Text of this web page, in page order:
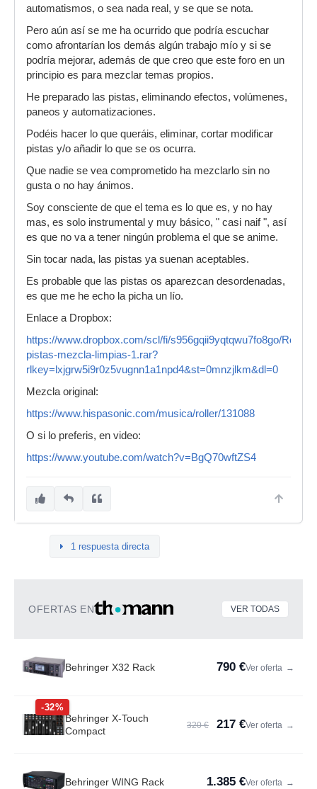
automatismos, o sea nada real, y se que se nota.
Pero aún así se me ha ocurrido que podría escuchar
como afrontarían los demás algún trabajo mío y si se
podría mejorar, además de que creo que este foro en un
principio es para mezclar temas propios.
He preparado las pistas, eliminando efectos, volúmenes,
paneos y automatizaciones.
Podéis hacer lo que queráis, eliminar, cortar modificar
pistas y/o añadir lo que se os ocurra.
Que nadie se vea comprometido ha mezclarlo sin no
gusta o no hay ánimos.
Soy consciente de que el tema es lo que es, y no hay
mas, es solo instrumental y muy básico, " casi naif ", así
es que no va a tener ningún problema el que se anime.
Sin tocar nada, las pistas ya suenan aceptables.
Es probable que las pistas os aparezcan desordenadas,
es que me he echo la picha un lío.
Enlace a Dropbox:
https://www.dropbox.com/scl/fi/s956gqii9yqtqwu7fo8go/Roller-
pistas-mezcla-limpias-1.rar?
rlkey=lxjgrw5i9r0z5vugnn1a1npd4&st=0mnzjlkm&dl=0
Mezcla original:
https://www.hispasonic.com/musica/roller/131088
O si lo preferis, en video:
https://www.youtube.com/watch?v=BgQ70wftZS4
1 respuesta directa
OFERTAS EN VER TODAS
Behringer X32 Rack 790 €Ver oferta →
-32%
Behringer X-Touch
Compact
320 € 217 €Ver oferta →
Behringer WING Rack 1.385 €Ver oferta →